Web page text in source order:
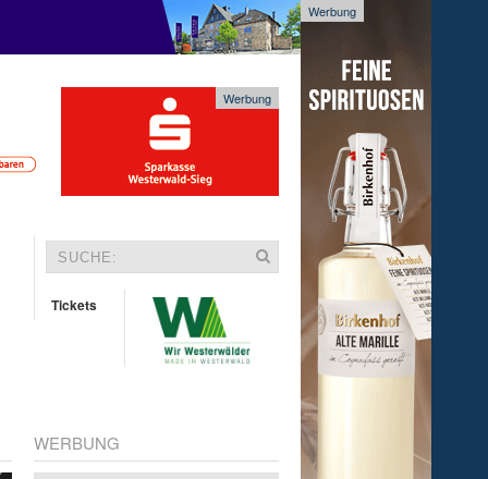
Werbung
Werbung
Tickets
WERBUNG